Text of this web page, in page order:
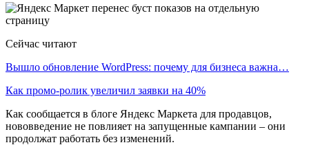
Сейчас читают
Вышло обновление WordPress: почему для бизнеса важна…
Как промо-ролик увеличил заявки на 40%
Как сообщается в блоге Яндекс Маркета для продавцов,
нововведение не повлияет на запущенные кампании – они
продолжат работать без изменений.